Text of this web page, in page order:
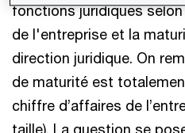
fonctions juridiques
de l'entreprise et la
direction juridique. On
de maturité est
chiffre d’affaires de
taille). La question se